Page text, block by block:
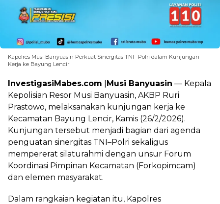
Kapolres Musi Banyuasin Perkuat Sinergitas TNI--Polri dalam Kunjungan
Kerja ke Bayung Lencir
InvestigasiMabes.com Musi Banyuasin — Kepala
Kepolisian Resor Musi Banyuasin, AKBP Ruri
Prastowo, melaksanakan kunjungan kerja ke
Kecamatan Bayung Lencir, Kamis (26/2/2026).
Kunjungan tersebut menjadi bagian dari agenda
penguatan sinergitas TNI–Polri sekaligus
mempererat silaturahmi dengan unsur Forum
Koordinasi Pimpinan Kecamatan (Forkopimcam)
dan elemen masyarakat.
Dalam rangkaian kegiatan itu, Kapolres